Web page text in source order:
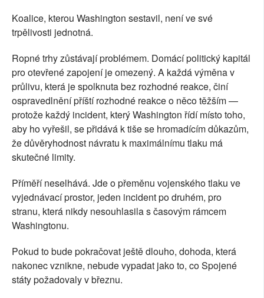
Koalice, kterou Washington sestavil, není ve své
trpělivosti jednotná.
Ropné trhy zůstávají problémem. Domácí politický kapitál
pro otevřené zapojení je omezený. A každá výměna v
průlivu, která je spolknuta bez rozhodné reakce, činí
ospravedlnění příští rozhodné reakce o něco těžším —
protože každý incident, který Washington řídí místo toho,
aby ho vyřešil, se přidává k tiše se hromadícím důkazům,
že důvěryhodnost návratu k maximálnímu tlaku má
skutečné limity.
Příměří neselhává. Jde o přeměnu vojenského tlaku ve
vyjednávací prostor, jeden incident po druhém, pro
stranu, která nikdy nesouhlasila s časovým rámcem
Washingtonu.
Pokud to bude pokračovat ještě dlouho, dohoda, která
nakonec vznikne, nebude vypadat jako to, co Spojené
státy požadovaly v březnu.